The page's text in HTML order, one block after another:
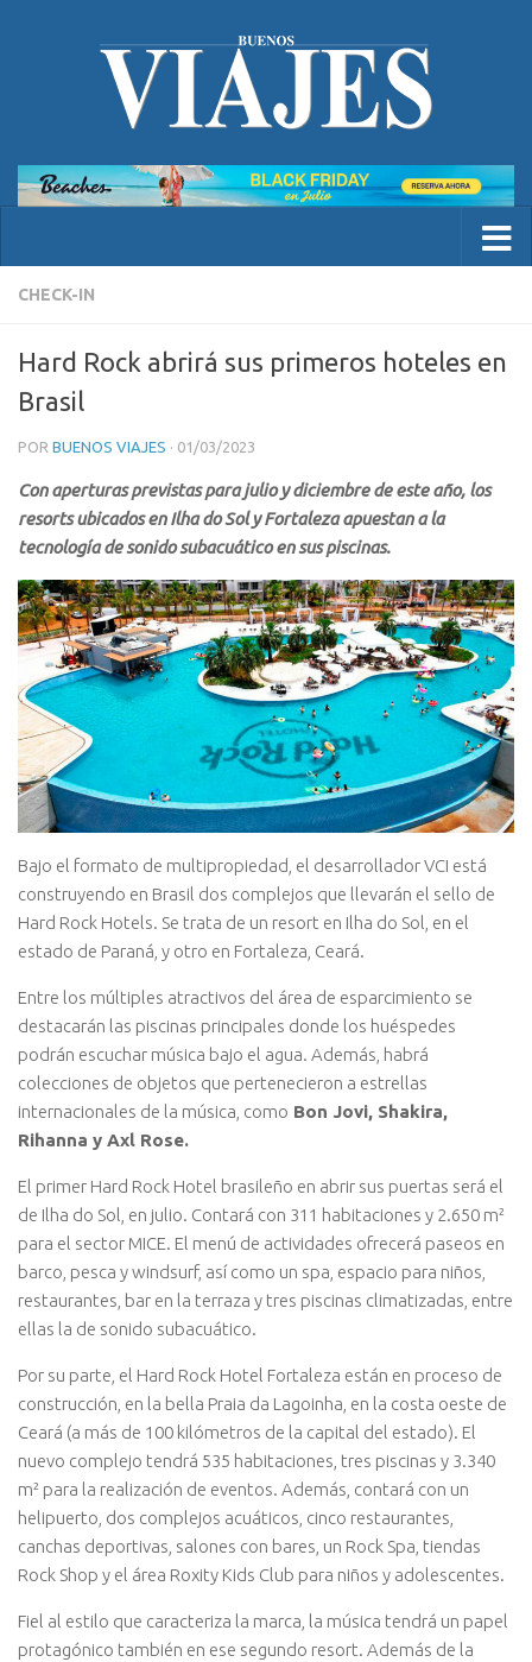
CHECK-IN
Hard Rock abrirá sus primeros hoteles en
Brasil
POR BUENOS VIAJES · 01/03/2023
Con aperturas previstas para julio y diciembre de este año, los
resorts ubicados en Ilha do Sol y Fortaleza apuestan a la
tecnología de sonido subacuático en sus piscinas.
Bajo el formato de multipropiedad, el desarrollador VCI está
construyendo en Brasil dos complejos que llevarán el sello de
Hard Rock Hotels. Se trata de un resort en Ilha do Sol, en el
estado de Paraná, y otro en Fortaleza, Ceará.
Entre los múltiples atractivos del área de esparcimiento se
destacarán las piscinas principales donde los huéspedes
podrán escuchar música bajo el agua. Además, habrá
colecciones de objetos que pertenecieron a estrellas
internacionales de la música, como Bon Jovi, Shakira,
Rihanna y Axl Rose.
El primer Hard Rock Hotel brasileño en abrir sus puertas será el
de Ilha do Sol, en julio. Contará con 311 habitaciones y 2.650 m²
para el sector MICE. El menú de actividades ofrecerá paseos en
barco, pesca y windsurf, así como un spa, espacio para niños,
restaurantes, bar en la terraza y tres piscinas climatizadas, entre
ellas la de sonido subacuático.
Por su parte, el Hard Rock Hotel Fortaleza están en proceso de
construcción, en la bella Praia da Lagoinha, en la costa oeste de
Ceará (a más de 100 kilómetros de la capital del estado). El
nuevo complejo tendrá 535 habitaciones, tres piscinas y 3.340
m² para la realización de eventos. Además, contará con un
helipuerto, dos complejos acuáticos, cinco restaurantes,
canchas deportivas, salones con bares, un Rock Spa, tiendas
Rock Shop y el área Roxity Kids Club para niños y adolescentes.
Fiel al estilo que caracteriza la marca, la música tendrá un papel
protagónico también en ese segundo resort. Además de la